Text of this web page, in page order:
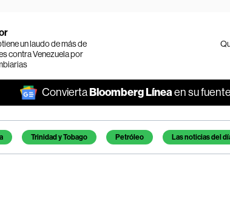
un laudo de más de
contra Venezuela por
ConviertaBloomberg Líneaen su
artículoTrinidad y Tobago Petróleo Las noticias del